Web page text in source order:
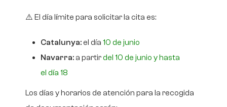
⚠️ El día límite para solicitar la cita es:
Catalunya: el día 10 de junio
Navarra: a partirdel 10 de junio y hasta
el día 18
Los días y horarios de atención para la recogida